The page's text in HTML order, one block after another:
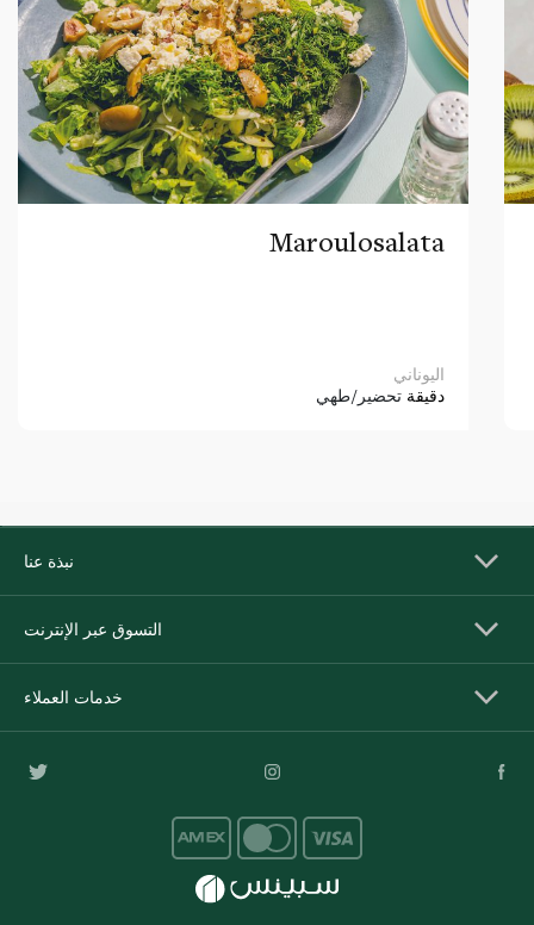
Maroulosalata
اليوناني
دقيقة تحضير/طهي
نبذة عنا
التسوق عبر الإنترنت
خدمات العملاء